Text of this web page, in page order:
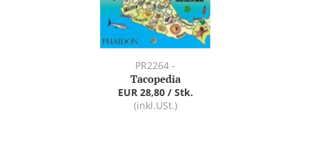
PR2264 -
Tacopedia
EUR 28,80 / Stk.
(inkl.USt.)